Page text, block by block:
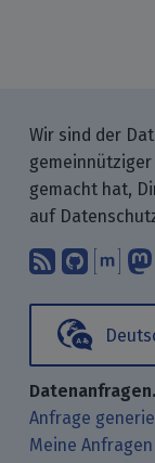
Wir sind der
gemacht hat,
auf
Anfrage
Meine Anfragen